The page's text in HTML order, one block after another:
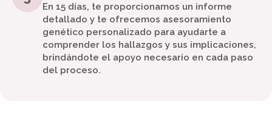
En 15 días, te proporcionamos un informe
detallado y te ofrecemos asesoramiento
genético personalizado para ayudarte a
comprender los hallazgos y sus implicaciones,
brindándote el apoyo necesario en cada paso
del proceso.